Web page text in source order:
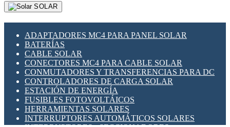
SOLAR
ADAPTADORES MC4 PARA PANEL SOLAR
BATERÍAS
CABLE SOLAR
CONECTORES MC4 PARA CABLE SOLAR
CONMUTADORES Y TRANSFERENCIAS PARA DC
CONTROLADORES DE CARGA SOLAR
ESTACIÓN DE ENERGÍA
FUSIBLES FOTOVOLTÁICOS
HERRAMIENTAS SOLARES
INTERRUPTORES AUTOMÁTICOS SOLARES